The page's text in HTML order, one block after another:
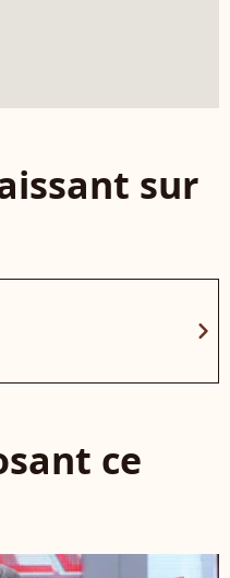
sur
chevron_right
ce